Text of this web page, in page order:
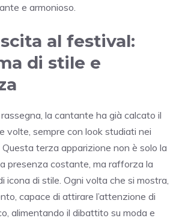
e armonioso.
al festival:
di stile e
rassegna, la cantante ha già calcato il
volte, sempre con look studiati nei
terza apparizione non è solo la
presenza costante, ma rafforza la
icona di stile. Ogni volta che si mostra,
capace di attirare l’attenzione di
alimentando il dibattito su moda e